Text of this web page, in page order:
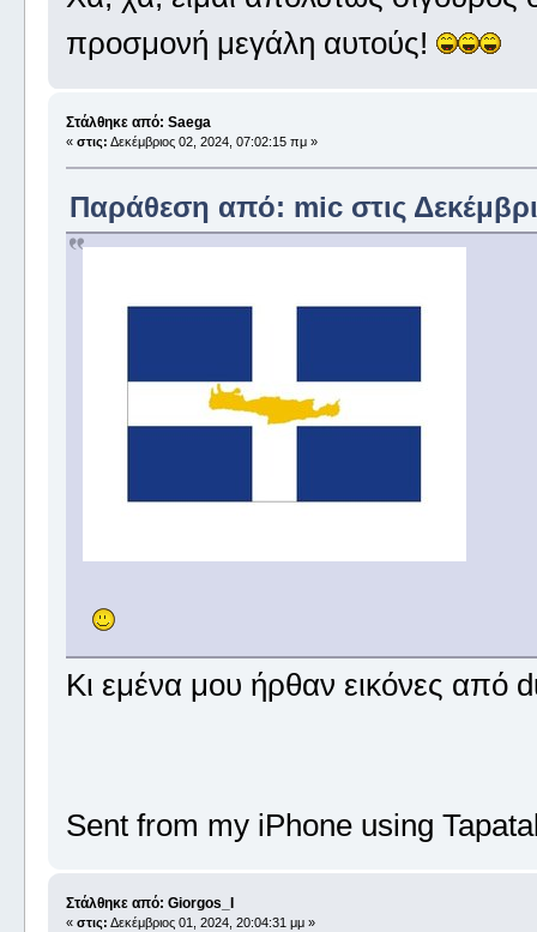
προσμονή μεγάλη αυτούς!
Στάλθηκε από: Saega
« στις: Δεκέμβριος 02, 2024, 07:02:15 πμ »
Παράθεση από: mic στις
Κι εμένα μου ήρθαν εικόνες από
Sent from my iPhone using
Στάλθηκε από: Giorgos_I
« στις: Δεκέμβριος 01, 2024, 20:04:31 μμ »